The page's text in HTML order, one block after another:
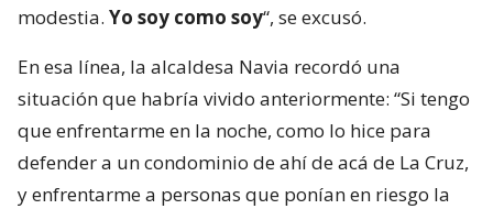
modestia. Yo soy como soy“, se excusó.
En esa línea, la alcaldesa Navia recordó una
situación que habría vivido anteriormente: “Si tengo
que enfrentarme en la noche, como lo hice para
defender a un condominio de ahí de acá de La Cruz,
y enfrentarme a personas que ponían en riesgo la